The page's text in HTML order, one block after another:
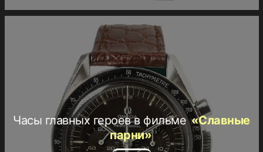
Часы главных героев в фильме«Славные
парни»